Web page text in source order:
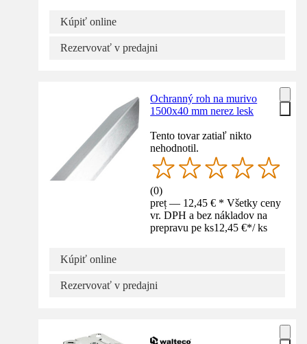
Kúpiť online
Rezervovať v predajni
Ochranný roh na murivo
1500x40 mm nerez lesk
Tento tovar zatiaľ nikto
nehodnotil.
(0)
preț — 12,45 € * Všetky ceny
vr. DPH a bez nákladov na
prepravu pe ks12,45 €*/ ks
Kúpiť online
Rezervovať v predajni